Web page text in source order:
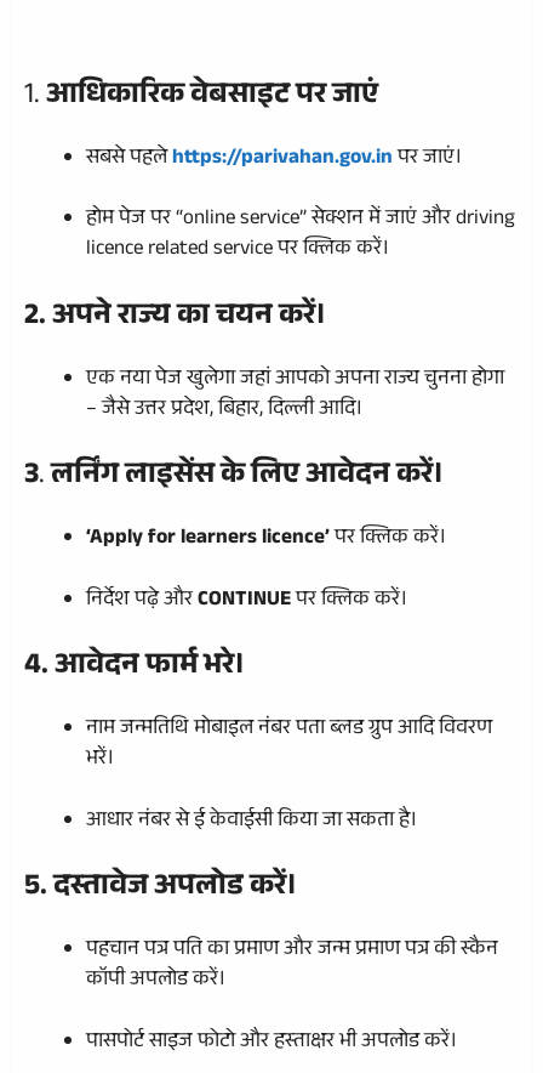
1.आधिकारिक वेबसाइट पर जाएं
सबसे पहलेhttps://parivahan.gov.inपर जाएं।
होम पेज पर “online service” सेक्शन में जाएं और driving
licence related service पर क्लिक करें।
2. अपने राज्य का चयन करें।
एक नया पेज खुलेगा जहां आपको अपना राज्य चुनना होगा
– जैसे उत्तर प्रदेश, बिहार, दिल्ली आदि।
3.लर्निंग लाइसेंस के लिए आवेदन करें।
‘Apply for learners licence’पर क्लिक करें।
निर्देश पढ़े औरCONTINUEपर क्लिक करें।
4. आवेदन फार्म भरे।
नाम जन्मतिथि मोबाइल नंबर पता ब्लड ग्रुप आदि विवरण
भरें।
आधार नंबर से ई केवाईसी किया जा सकता है।
5. दस्तावेज अपलोड करें।
पहचान पत्र पति का प्रमाण और जन्म प्रमाण पत्र की स्कैन
कॉपी अपलोड करें।
पासपोर्ट साइज फोटो और हस्ताक्षर भी अपलोड करें।